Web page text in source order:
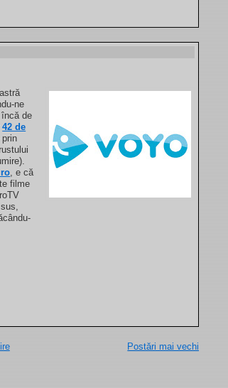
ne
de
42 de
, e că
filme
Postări mai vechi